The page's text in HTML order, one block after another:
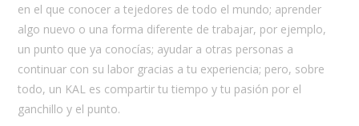
en el que conocer a tejedores de todo el mundo; aprender
algo nuevo o una forma diferente de trabajar, por ejemplo,
un punto que ya conocías; ayudar a otras personas a
continuar con su labor gracias a tu experiencia; pero, sobre
todo, un KAL es compartir tu tiempo y tu pasión por el
ganchillo y el punto.